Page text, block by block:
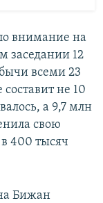
внимание на
заседании 12
всеми 23
не 10
а 9,7 млн
свою
400 тысяч
Бижан